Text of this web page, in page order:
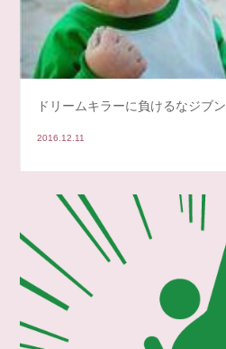
ドリームキラーに負けるなジブン
2016.12.11